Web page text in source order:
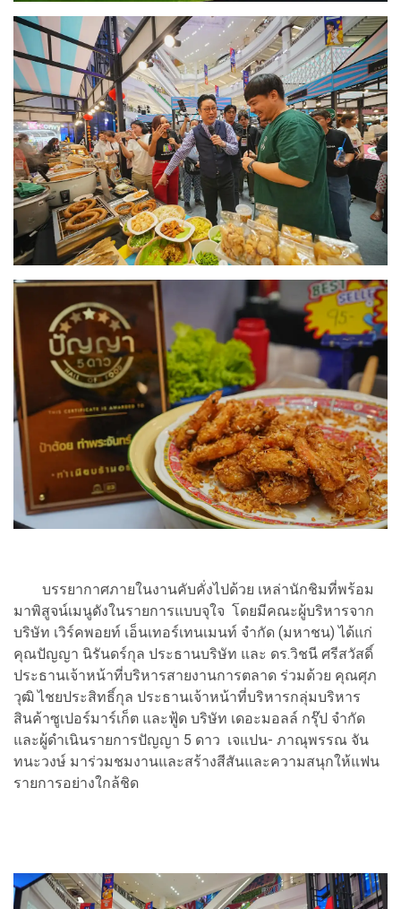
บรรยากาศภายในงานคับคั่งไปด้วย เหล่านักชิมที่พร้อม
มาพิสูจน์เมนูดังในรายการแบบจุใจ โดยมีคณะผู้บริหารจาก
บริษัท เวิร์คพอยท์ เอ็นเทอร์เทนเมนท์ จำกัด (มหาชน) ได้แก่
คุณปัญญา นิรันดร์กุล ประธานบริษัท และ ดร.วิชนี ศรีสวัสดิ์
ประธานเจ้าหน้าที่บริหารสายงานการตลาด ร่วมด้วย คุณศุภ
วุฒิ ไชยประสิทธิ์กุล ประธานเจ้าหน้าที่บริหารกลุ่มบริหาร
สินค้าซูเปอร์มาร์เก็ต และฟู้ด บริษัท เดอะมอลล์ กรุ๊ป จำกัด
และผู้ดำเนินรายการปัญญา 5 ดาว เจแปน- ภาณุพรรณ จัน
ทนะวงษ์ มาร่วมชมงานและสร้างสีสันและความสนุกให้แฟน
รายการอย่างใกล้ชิด